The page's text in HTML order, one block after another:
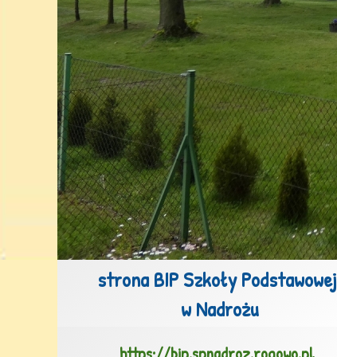
strona BIP Szkoły Podstawowej
w Nadrożu